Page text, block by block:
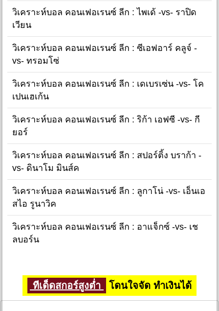
วิเคราะห์บอล คอนเฟอเรนซ์ ลีก : ไพเด้ -vs- ราปิด
เวียน
วิเคราะห์บอล คอนเฟอเรนซ์ ลีก : ซีเอฟอาร์ คลูจ์ -
vs- ทรอมโซ่
วิเคราะห์บอล คอนเฟอเรนซ์ ลีก : เดเบรเซ่น -vs- โค
เปนเฮเก้น
วิเคราะห์บอล คอนเฟอเรนซ์ ลีก : ริก้า เอฟซี -vs- กี
ยอร์
วิเคราะห์บอล คอนเฟอเรนซ์ ลีก : สปอร์ติ้ง บราก้า -
vs- ดินาโม มินส์ค
วิเคราะห์บอล คอนเฟอเรนซ์ ลีก : ลูกาโน่ -vs- เอ็นเอ
สไอ รูนาวิค
วิเคราะห์บอล คอนเฟอเรนซ์ ลีก : อาแจ็กซ์ -vs- เช
ลบอร์น
ทีเด็ดสกอร์สูงต่ำ โดนใจจัด ทำเงินได้